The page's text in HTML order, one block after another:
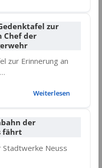
zur
Chef der
zur Erinnerung an
Weiterlesen
der
fährt
Stadtwerke Neuss